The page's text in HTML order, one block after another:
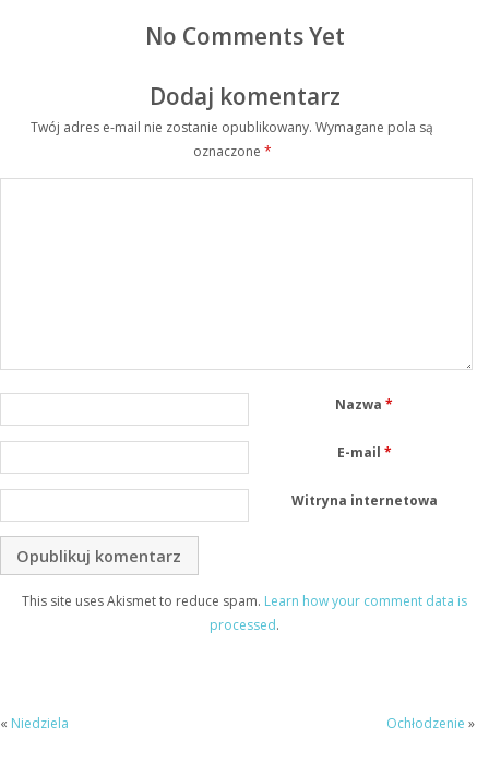
No Comments Yet
Dodaj komentarz
Twój adres e-mail nie zostanie opublikowany. Wymagane pola są
oznaczone *
Nazwa*
E-mail *
Witryna internetowa
This site uses Akismet to reduce spam. Learn how your comment data is
processed.
« Niedziela Ochłodzenie »